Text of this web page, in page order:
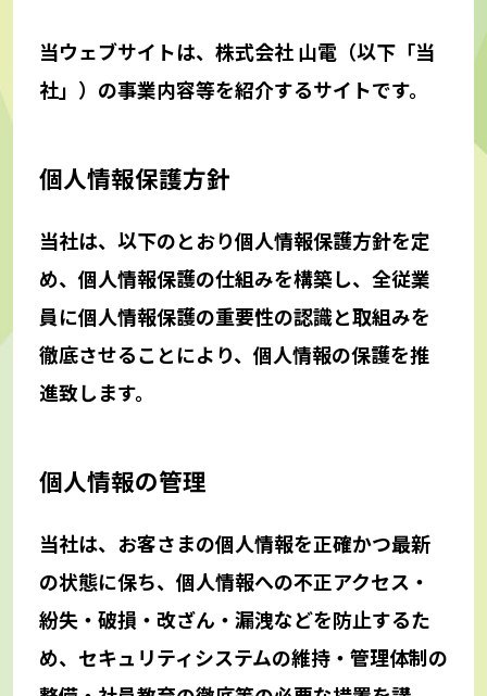
当ウェブサイトは、株式会社 山電（以下「当
社」）の事業内容等を紹介するサイトです。
個人情報保護方針
当社は、以下のとおり個人情報保護方針を定
め、個人情報保護の仕組みを構築し、全従業
員に個人情報保護の重要性の認識と取組みを
徹底させることにより、個人情報の保護を推
進致します。
個人情報の管理
当社は、お客さまの個人情報を正確かつ最新
の状態に保ち、個人情報への不正アクセス・
紛失・破損・改ざん・漏洩などを防止するた
め、セキュリティシステムの維持・管理体制の